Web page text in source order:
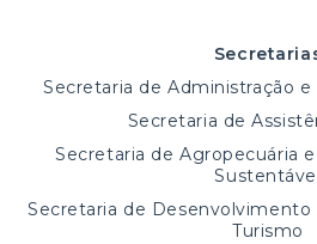
Secretaria de Administração
Secretaria de
Secretaria de Agropecuária
Sustentável
Secretaria de Desenvolvimento
Turismo